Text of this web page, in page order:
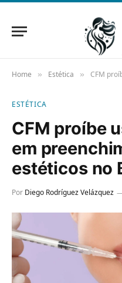
Home » Estética » CFM proíbe
ESTÉTICA
CFM proíbe
em
estéticos no
Por Diego Rodríguez Velázquez